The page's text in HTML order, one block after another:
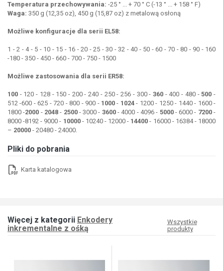
Temperatura przechowywania: -25 ° ... + 70 ° C (-13 ° ... + 158 ° F)
Waga: 350 g (12,35 oz), 450 g (15,87 oz) z metalową osłoną
Możliwe konfiguracje dla serii EL58:
1 - 2 - 4 - 5 - 10 - 15 - 16 - 20 - 25 - 30 - 32 - 40 - 50 - 60 - 70 - 80 - 90 - 160
-180 - 350 - 450 - 660 - 700 - 750 - 1500
Możliwe zastosowania dla serii ER58:
100 - 120 - 128 - 150 - 200 - 240 - 250 - 256 - 300 - 360- 400 - 480 -500 -
512 -600 - 625 - 720 - 800 - 900 - 1000 - 1024- 1200 - 1250 - 1440 - 1600 -
1800 -2000 - 2048- 2500- 3000 - 3600- 4000 - 4096 - 5000- 6000 - 7200-
8000 -8192 - 9000 - 10000- 10240 - 12000 - 14400 - 16000 - 16384 - 18000
– 20000 - 20480 - 24000.
Pliki do pobrania
Karta katalogowa
Więcej z kategorii Enkodery
inkrementalne z ośką
Wszystkie
produkty